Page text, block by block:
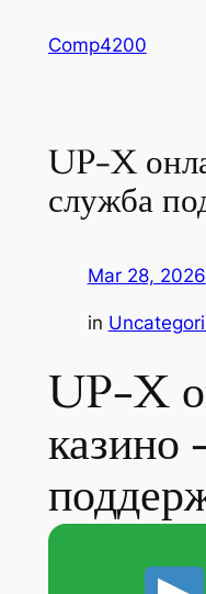
Comp4200
UP-X
служба
Mar 28, 2026
in
UP-X
казино